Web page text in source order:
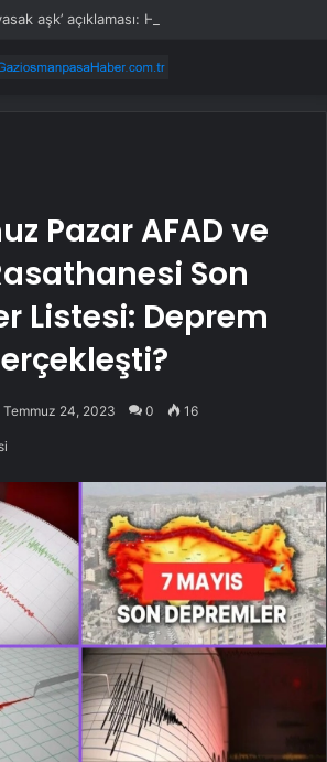
Pazar AFAD ve
Son
Listesi: Deprem
Temmuz 24, 2023 0 16